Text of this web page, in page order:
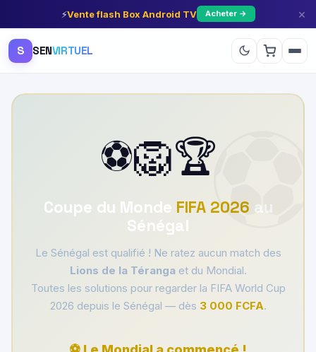
⚡Vente flash Box Android TV Acheter → ×
S SENVIRTUEL
⚽🦁🏆
Coupe du Monde FIFA 2026 au
Sénégal
Le Sénégal est qualifié ! Ne ratez aucun match des
Lions de la Téranga et du Mondial.
Toutes les solutions pour regarder la FIFA World Cup
2026 depuis le Sénégal — dès 3 000 FCFA.